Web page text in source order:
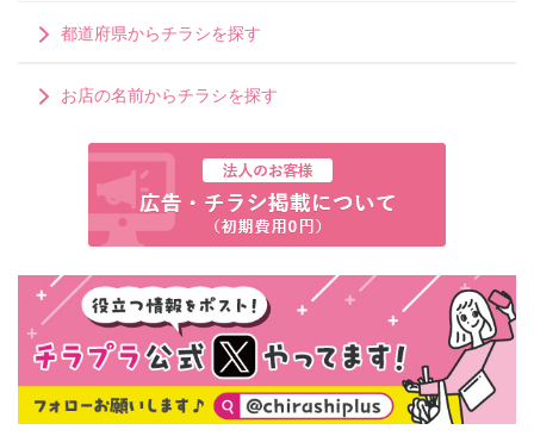
都道府県からチラシを探す
お店の名前からチラシを探す